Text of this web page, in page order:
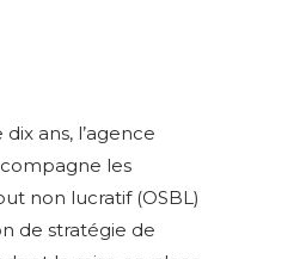
ans, l’agence
les
non lucratif (OSBL)
de stratégie de